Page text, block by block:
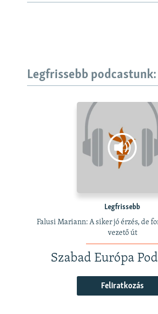
Legfrissebb podcastunk:
Legfrissebb
Falusi Mariann: A siker jó érzés, de
vezető út
Szabad Európa
Feliratkozás